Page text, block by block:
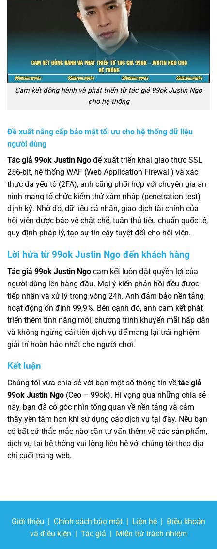
Cam kết đồng hành và phát triển từ tác giả 99ok Justin Ngo
cho hệ thống
Đề xuất nâng cấp bảo mật tối ưu cho hệ thống dữ liệu
người dùng
Tác giả 99ok Justin Ngo để xuất triển khai giao thức SSL
256-bit, hệ thống WAF (Web Application Firewall) và xác
thực đa yếu tố (2FA), anh cũng phối hợp với chuyên gia an
ninh mạng tổ chức kiểm thử xâm nhập (penetration test)
định kỳ. Nhờ đó, dữ liệu cá nhân, giao dịch tài chính của
hội viên được bảo vệ chặt chẽ, tuân thủ tiêu chuẩn quốc tế,
quy định pháp lý, tạo sự tin cậy tuyệt đối cho hội viên.
Lời hứa từ 99ok Justin Ngo đến khách hàng
Tác giả 99ok Justin Ngo cam kết luôn đặt quyền lợi của
người dùng lên hàng đầu. Mọi ý kiến phản hồi đều được
tiếp nhận và xử lý trong vòng 24h. Anh đảm bảo nền tảng
hoạt động ổn định 99,9%. Bên cạnh đó, anh cam kết phát
triển thêm tính năng mới, chương trình khuyến mãi hấp dẫn
và không ngừng cải tiến dịch vụ để mang lại trải nghiệm
giải trí hoàn hảo nhất cho người chơi.
Kết luận
Chúng tôi vừa chia sẻ với bạn một số thông tin về tác giả
99ok Justin Ngo (Ceo – 99ok). Hi vọng qua những chia sẻ
này, bạn đã có góc nhìn tổng quan về nền tảng và cảm
thấy yên tâm hơn khi sử dụng các dịch vụ tại đây. Nếu bạn
có bất cứ thắc mắc nào cần tư vấn thêm về các sản phẩm,
dịch vụ tại hệ thống vui lòng liên hệ với chúng tôi theo địa
chỉ cuối trang web.
Giới thiệu | Chính sách bảo mật | Liên hệ | Điều khoản
và điều kiện | Tác giả | Miễn trừ trách nhiệm